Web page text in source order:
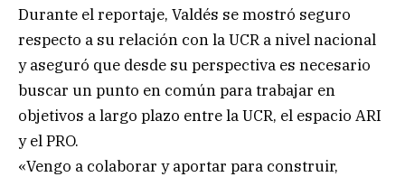
Durante el reportaje, Valdés se mostró seguro
respecto a su relación con la UCR a nivel nacional
y aseguró que desde su perspectiva es necesario
buscar un punto en común para trabajar en
objetivos a largo plazo entre la UCR, el espacio ARI
y el PRO.
«Vengo a colaborar y aportar para construir,